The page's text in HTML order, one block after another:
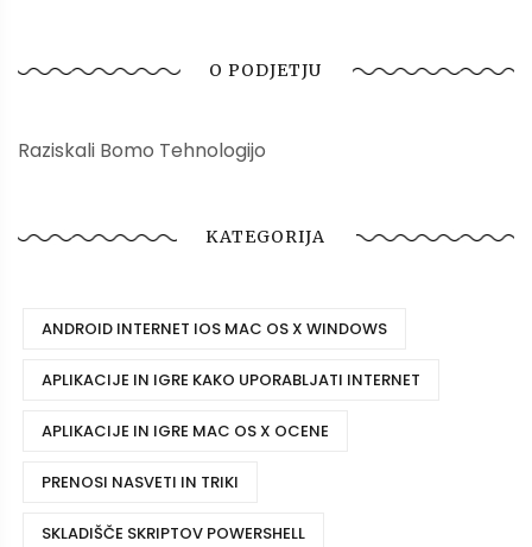
O PODJETJU
Raziskali Bomo Tehnologijo
KATEGORIJA
ANDROID INTERNET IOS MAC OS X WINDOWS
APLIKACIJE IN IGRE KAKO UPORABLJATI INTERNET
APLIKACIJE IN IGRE MAC OS X OCENE
PRENOSI NASVETI IN TRIKI
SKLADIŠČE SKRIPTOV POWERSHELL